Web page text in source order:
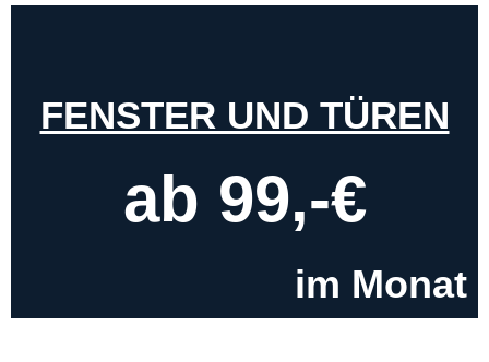
FENSTER UND TÜREN
ab 99,-€
im Monat